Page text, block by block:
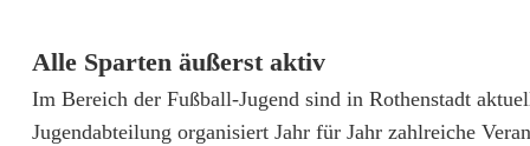
Alle Sparten äußerst aktiv
Im Bereich der Fußball-Jugend sind in Rothenstadt
Jugendabteilung organisiert Jahr für Jahr zahlreiche